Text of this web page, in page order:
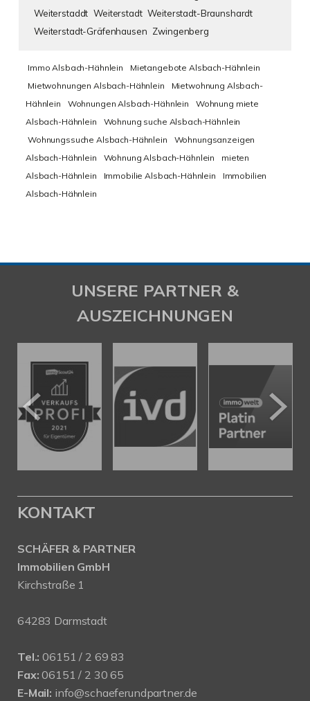
Weiterstaddt Weiterstadt Weiterstadt-Braunshardt
Weiterstadt-Gräfenhausen Zwingenberg
Immo Alsbach-Hähnlein
Mietangebote Alsbach-Hähnlein
Mietwohnungen Alsbach-Hähnlein
Mietwohnung Alsbach-
Hähnlein
Wohnungen Alsbach-Hähnlein
Wohnung miete
Alsbach-Hähnlein
Wohnung suche Alsbach-Hähnlein
Wohnungssuche Alsbach-Hähnlein
Wohnungsanzeigen
Alsbach-Hähnlein
Wohnung Alsbach-Hähnlein
mieten
Alsbach-Hähnlein
Immobilie Alsbach-Hähnlein
Immobilien
Alsbach-Hähnlein
UNSERE PARTNER &
AUSZEICHNUNGEN
KONTAKT
SCHÄFER & PARTNER
Immobilien GmbH
Kirchstraße 1
64283 Darmstadt
Tel.: 06151 / 2 69 83
Fax: 06151 / 2 30 65
E-Mail: info@schaeferundpartner.de